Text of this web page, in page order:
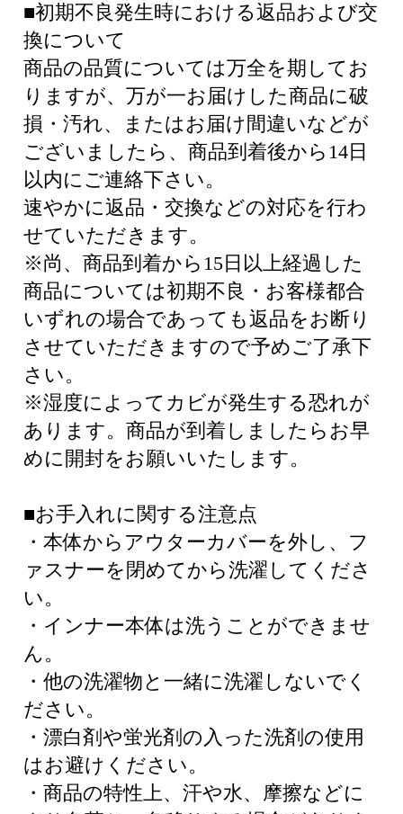
■初期不良発生時における返品および交
換について
商品の品質については万全を期してお
りますが、万が一お届けした商品に破
損・汚れ、またはお届け間違いなどが
ございましたら、商品到着後から14日
以内にご連絡下さい。
速やかに返品・交換などの対応を行わ
せていただきます。
※尚、商品到着から15日以上経過した
商品については初期不良・お客様都合
いずれの場合であっても返品をお断り
させていただきますので予めご了承下
さい。
※湿度によってカビが発生する恐れが
あります。商品が到着しましたらお早
めに開封をお願いいたします。
■お手入れに関する注意点
・本体からアウターカバーを外し、フ
ァスナーを閉めてから洗濯してくださ
い。
・インナー本体は洗うことができませ
ん。
・他の洗濯物と一緒に洗濯しないでく
ださい。
・漂白剤や蛍光剤の入った洗剤の使用
はお避けください。
・商品の特性上、汗や水、摩擦などに